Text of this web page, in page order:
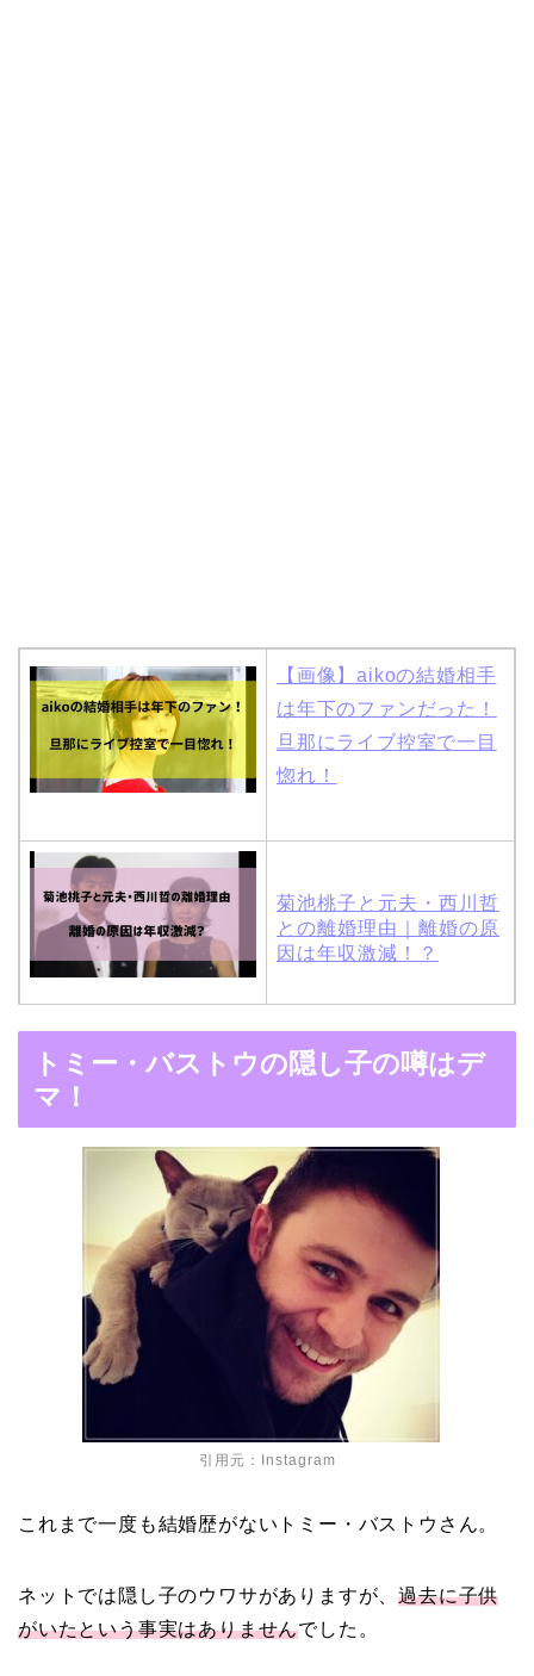
【画像】aikoの結婚相手
は年下のファンだった！
旦那にライブ控室で一目
惚れ！
菊池桃子と元夫・西川哲
との離婚理由｜離婚の原
因は年収激減！？
の馴れ初めは「SMAP×S
演でキムタクがド緊張！
【画像】ブーニンの嫁は
資産家の娘！馴れ初めは
取材！？
中森明菜の結婚歴！豪華
すぎる歴代彼氏４人と
二宮和也と嫁・伊藤綾子
の結婚馴れ初めはバラエ
トミー・バストウの隠し子の噂はデ
マ！
引用元： Instagram
これまで一度も結婚歴がないトミー・バストウさん。
ネットでは隠し子のウワサがありますが、過去に子供
がいたという事実はありませんでした。